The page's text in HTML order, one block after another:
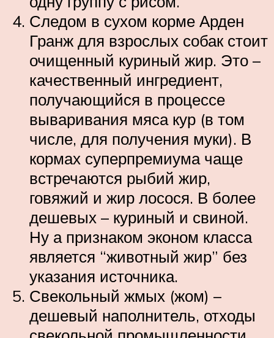
Следом в сухом корме Арден
Гранж для взрослых собак стоит
очищенный куриный жир. Это –
качественный ингредиент,
получающийся в процессе
вываривания мяса кур (в том
числе, для получения муки). В
кормах суперпремиума чаще
встречаются рыбий жир,
говяжий и жир лосося. В более
дешевых – куриный и свиной.
Ну а признаком эконом класса
является “животный жир” без
указания источника.
Свекольный жмых (жом) –
дешевый наполнитель, отходы